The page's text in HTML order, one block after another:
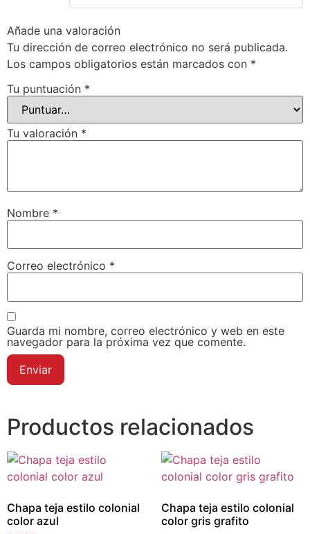
Añade una valoración
Tu dirección de correo electrónico no será publicada.
Los campos obligatorios están marcados con *
Tu puntuación *
Tu valoración *
Nombre *
Correo electrónico *
Guarda mi nombre, correo electrónico y web en este
navegador para la próxima vez que comente.
Productos relacionados
Chapa teja estilo colonial
color azul
Chapa teja estilo colonial
color gris grafito